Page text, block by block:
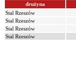
drużyna
Stal Rzeszów
Stal Rzeszów
Stal Rzeszów
Stal Rzeszów